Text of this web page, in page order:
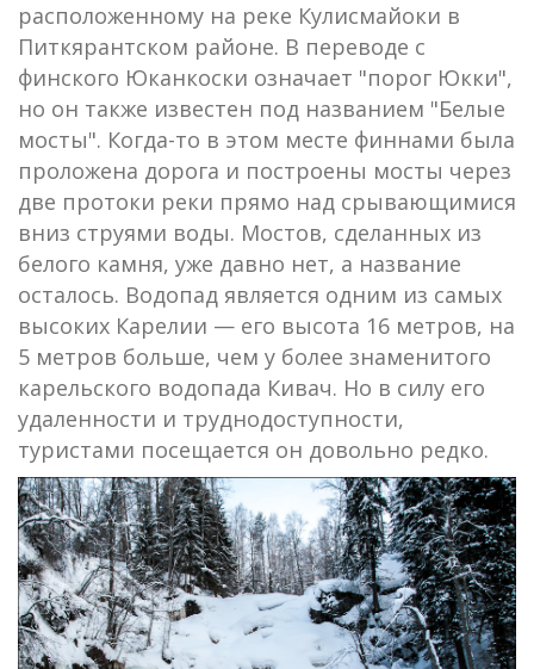
расположенному на реке Кулисмайоки в
Питкярантском районе. В переводе с
финского Юканкоски означает "порог Юкки",
но он также известен под названием "Белые
мосты". Когда-то в этом месте финнами была
проложена дорога и построены мосты через
две протоки реки прямо над срывающимися
вниз струями воды. Мостов, сделанных из
белого камня, уже давно нет, а название
осталось. Водопад является одним из самых
высоких Карелии — его высота 16 метров, на
5 метров больше, чем у более знаменитого
карельского водопада Кивач. Но в силу его
удаленности и труднодоступности,
туристами посещается он довольно редко.